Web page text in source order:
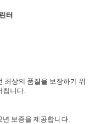
최상의 품질을 보장하기 위
칩니다.
년 보증을 제공합니다.